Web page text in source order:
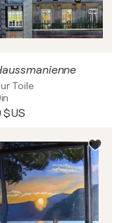
Toile
$US